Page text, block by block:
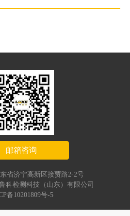
无极调速）。
邮箱咨询
省济宁高新区接贾路2-2号
科检测科技（山东）有限公司
备10201809号-5